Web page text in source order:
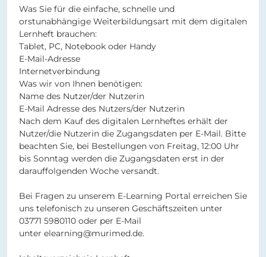
Was Sie für die einfache, schnelle und
orstunabhängige Weiterbildungsart mit dem digitalen
Lernheft brauchen:
Tablet, PC, Notebook oder Handy
E-Mail-Adresse
Internetverbindung
Was wir von Ihnen benötigen:
Name des Nutzer/der Nutzerin
E-Mail Adresse des Nutzers/der Nutzerin
Nach dem Kauf des digitalen Lernheftes erhält der
Nutzer/die Nutzerin die Zugangsdaten per E-Mail. Bitte
beachten Sie, bei Bestellungen von Freitag, 12:00 Uhr
bis Sonntag werden die Zugangsdaten erst in der
darauffolgenden Woche versandt.
Bei Fragen zu unserem E-Learning Portal erreichen Sie
uns telefonisch zu unseren Geschäftszeiten unter
03771 5980110 oder per E-Mail
unter elearning@murimed.de.